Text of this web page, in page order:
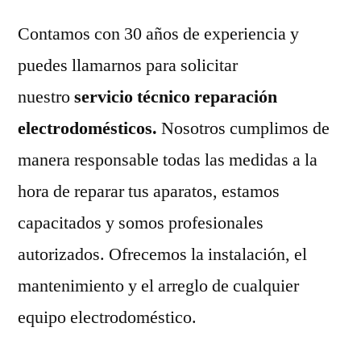
Contamos con 30 años de experiencia y
puedes llamarnos para solicitar
nuestroservicio técnico reparación
electrodomésticos. Nosotros cumplimos de
manera responsable todas las medidas a la
hora de reparar tus aparatos, estamos
capacitados y somos profesionales
autorizados. Ofrecemos la instalación, el
mantenimiento y el arreglo de cualquier
equipo electrodoméstico.